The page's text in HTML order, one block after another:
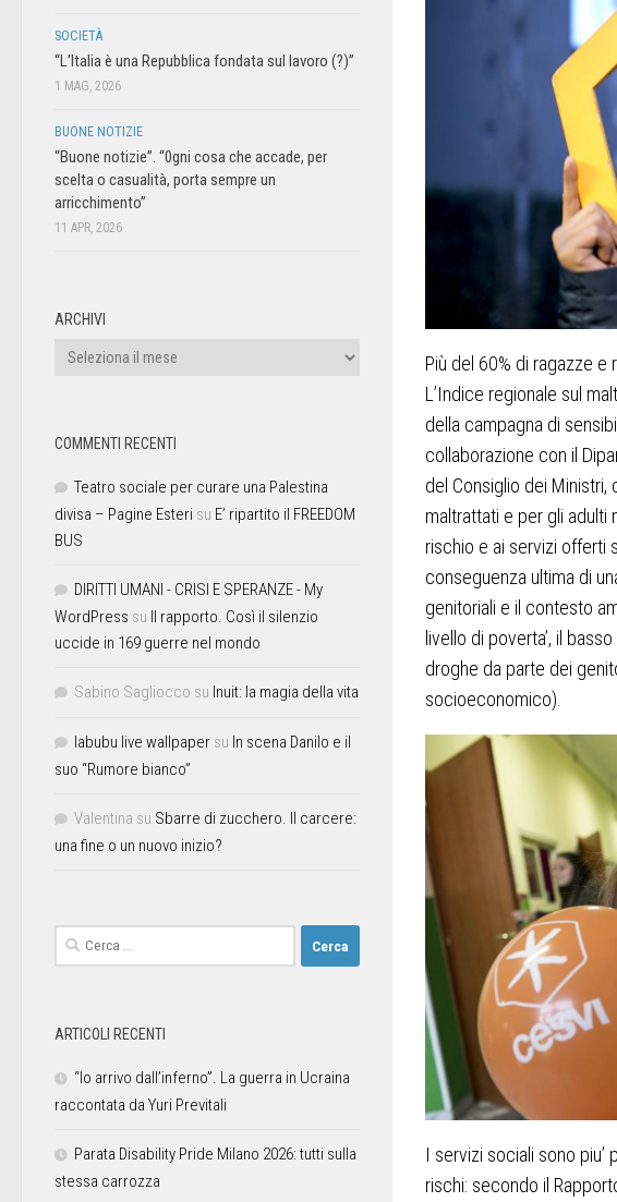
Più del 60% di ragazze e
L’Indice regionale sul
della campagna di
collaborazione con il
del Consiglio dei
maltrattati e per gli adulti
rischio e ai servizi offerti
conseguenza ultima di
genitoriali e il contesto
livello di poverta’, il
droghe da parte dei
socioeconomico).
I servizi sociali sono
rischi: secondo il
SOCIETÀ
“L’Italia è una Repubblica fondata sul lavoro (?)”
1 MAG, 2026
BUONE NOTIZIE
“Buone notizie”. “0gni cosa che accade, per
scelta o casualità, porta sempre un
arricchimento”
11 APR, 2026
ARCHIVI
COMMENTI RECENTI
Teatro sociale per curare una Palestina
divisa – Pagine Esteri su E’ ripartito il FREEDOM
BUS
DIRITTI UMANI - CRISI E SPERANZE - My
WordPress su Il rapporto. Così il silenzio
uccide in 169 guerre nel mondo
Sabino Sagliocco su Inuit: la magia della vita
labubu live wallpaper su In scena Danilo e il
suo “Rumore bianco”
Valentina su Sbarre di zucchero. Il carcere:
una fine o un nuovo inizio?
ARTICOLI RECENTI
“Io arrivo dall’inferno”. La guerra in Ucraina
raccontata da Yuri Previtali
Parata Disability Pride Milano 2026: tutti sulla
stessa carrozza